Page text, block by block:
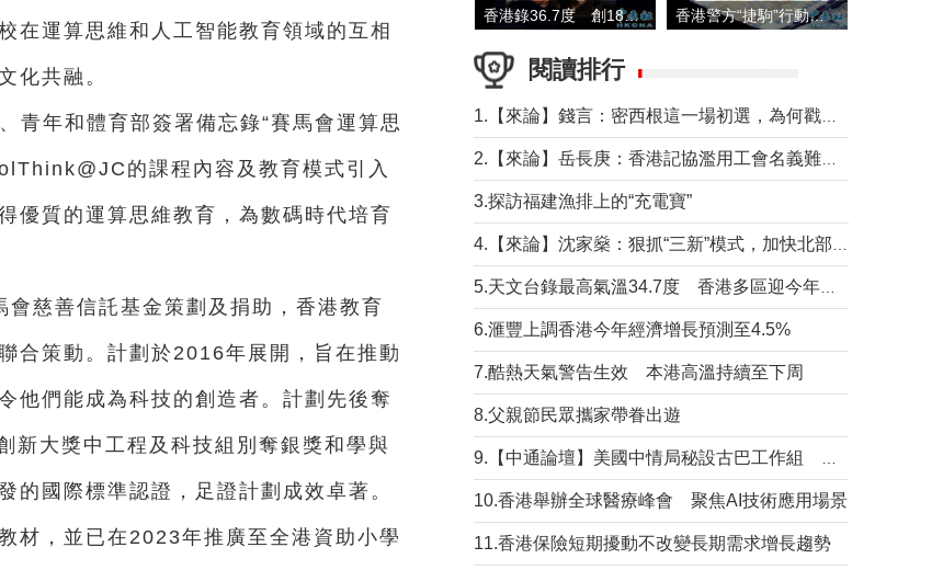
在運算思維和人工智能教育領域的互相
化共融。
青年和體育部簽署備忘錄“賽馬會運算思
的課程內容及教育模式引入
優質的運算思維教育，為數碼時代培育
會慈善信託基金策劃及捐助，香港教育
合策動。計劃於2016年展開，旨在推動
他們能成為科技的創造者。計劃先後奪
新大獎中工程及科技組別奪銀獎和學與
的國際標準認證，足證計劃成效卓著。
材，並已在2023年推廣至全港資助小學
香港錄36.7度 創1884年有紀錄以來最高溫 香港警方“捷駒”行動拘147人 涉洗黑錢逾6億元
閱讀排行
3.探訪福建漁排上的“充電寶”
6.滙豐上調香港今年經濟增長預測至4.5%
7.酷熱天氣警告生效 本港高溫持續至下周
8.父親節民眾攜家帶眷出遊
10.香港舉辦全球醫療峰會 聚焦AI技術應用場景
11.香港保險短期擾動不改變長期需求增長趨勢